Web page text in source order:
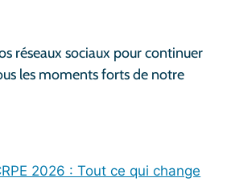
réseaux sociaux pour continuer
les moments forts de notre
2026 : Tout ce qui change